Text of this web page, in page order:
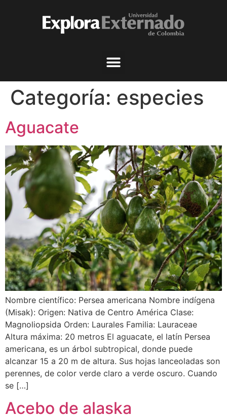
Categoría: especies
Aguacate
Nombre científico: Persea americana Nombre indígena
(Misak): Origen: Nativa de Centro América Clase:
Magnoliopsida Orden: Laurales Familia: Lauraceae
Altura máxima: 20 metros El aguacate, el latín Persea
americana, es un árbol subtropical, donde puede
alcanzar 15 a 20 m de altura. Sus hojas lanceoladas son
perennes, de color verde claro a verde oscuro. Cuando
se […]
Acebo de alaska